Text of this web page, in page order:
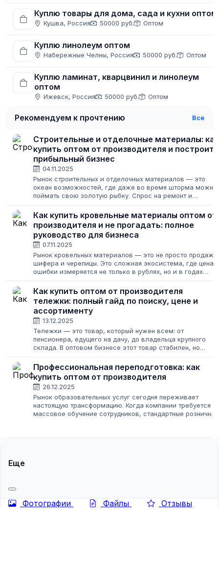
Куплю товары для дома, сада и кухни оптом
Кушва, Россия 50000 руб. Оптом
Куплю линолеум оптом
Набережные Челны, Россия 50000 руб. Оптом
Куплю ламинат, кварцвинил и линолеум
оптом
Ижевск, Россия 50000 руб. Оптом
Рекомендуем к прочтению Все
Строительные и отделочные материалы: как
купить оптом от производителя и построить
прибыльный бизнес
04.11.2025
Рынок строительных и отделочных материалов — это
океан возможностей, где даже во время шторма можно
поймать свою золотую рыбку. Спрос на ремонт и
масштабы. Для предпринимателя это...
Как купить кровельные материалы оптом от
производителя и не прогадать: полное
руководство для бизнеса
07.11.2025
Рынок кровельных материалов — это не просто продажа
шифера и черепицы. Это сложная экосистема, где цена
ошибки измеряется не только в рублях, но и в годах
то владелец строительного...
Как купить оптом от производителя
тележки: полный гайд по поиску, цене и
ассортименту
13.12.2025
Тележки — это товар, который нужен всем: от
пенсионера, едущего на дачу, до владельца крупного
склада. В оптовом бизнесе этот товар стабилен, но
Неправильно выбранные тележки могут обернуться...
Профессиональная переподготовка: как
купить оптом от производителя
26.12.2025
Рынок образовательных услуг сегодня переживает
настоящую трансформацию. Когда компании требуется
массовое обучение сотрудников, стандартные розничные
Еще
Фотографии Файлы Отзывы